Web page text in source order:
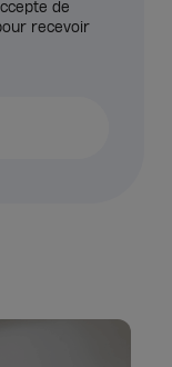
de
recevoir